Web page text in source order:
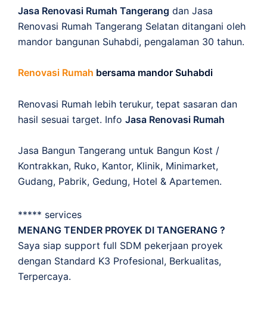
Jasa Renovasi Rumah Tangerang dan Jasa
Renovasi Rumah Tangerang Selatan ditangani oleh
mandor bangunan Suhabdi, pengalaman 30 tahun.
Renovasi Rumah bersama mandor Suhabdi
Renovasi Rumah lebih terukur, tepat sasaran dan
hasil sesuai target. Info Jasa Renovasi Rumah
Jasa Bangun Tangerang untuk Bangun Kost /
Kontrakkan, Ruko, Kantor, Klinik, Minimarket,
Gudang, Pabrik, Gedung, Hotel & Apartemen.
***** services
MENANG TENDER PROYEK DI TANGERANG ?
Saya siap support full SDM pekerjaan proyek
dengan Standard K3 Profesional, Berkualitas,
Terpercaya.